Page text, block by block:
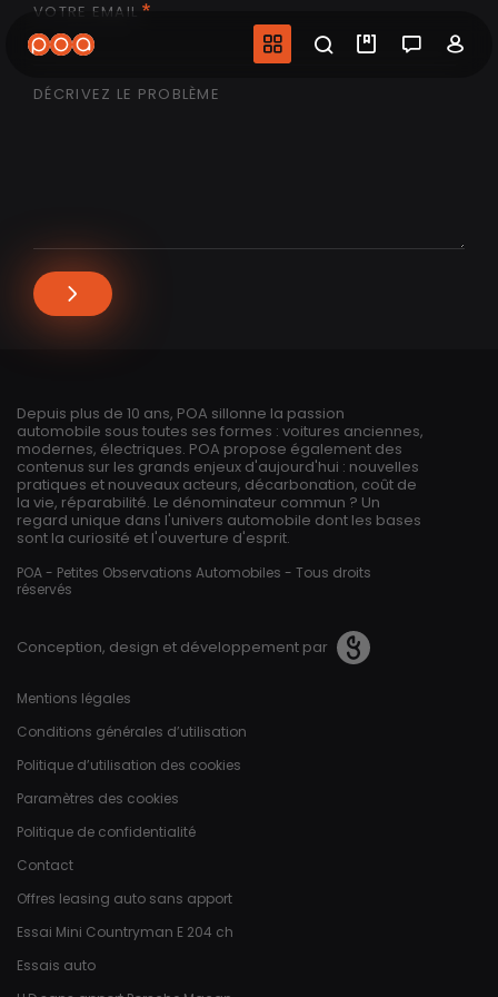
au
contenu
Navigation
Recherche
Mes
VOTRE EMAIL
DÉCRIVEZ LE PROBLÈME
Depuis plus de 10 ans, POA sillonne la passion
automobile sous toutes ses formes : voitures anciennes,
modernes, électriques. POA propose également des
contenus sur les grands enjeux d'aujourd'hui : nouvelles
pratiques et nouveaux acteurs, décarbonation, coût de
la vie, réparabilité. Le dénominateur commun ? Un
regard unique dans l'univers automobile dont les bases
sont la curiosité et l'ouverture d'esprit.
POA - Petites Observations Automobiles - Tous droits
réservés
Conception, design et développement par
Pied de page
Mentions légales
Conditions générales d’utilisation
Politique d’utilisation des cookies
Paramètres des cookies
Politique de confidentialité
Contact
Offres leasing auto sans apport
Essai Mini Countryman E 204 ch
Essais auto